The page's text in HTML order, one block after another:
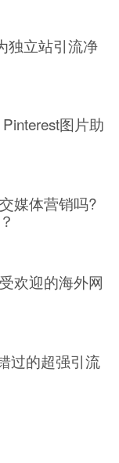
独立站引流净
图片助
媒体营销吗?
欢迎的海外网
过的超强引流